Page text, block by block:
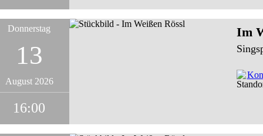
Donnerstag
13
August 2026
16:00
Im